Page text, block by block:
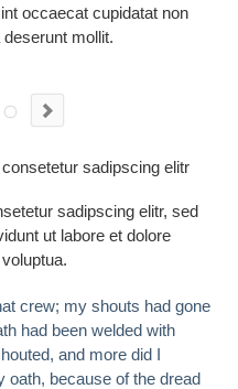
occaecat cupidatat non
mollit.
sadipscing elitr
sadipscing elitr, sed
ut labore et dolore
crew; my shouts had gone
had been welded with
and more did I
oath, because of the dread